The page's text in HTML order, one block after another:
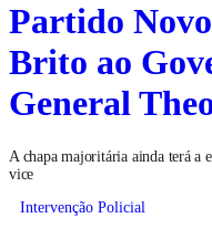
Partido
Brito ao
General
A chapa majoritária ainda terá a
vice
Intervenção Policial